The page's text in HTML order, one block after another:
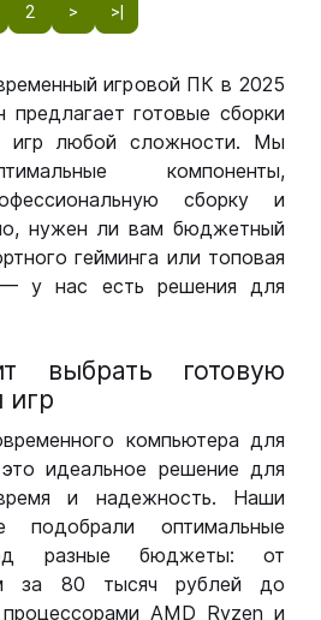
2 > >|
игровой ПК в 2025
готовые сборки
игр любой сложности. Мы
компоненты,
сборку и
нужен ли вам бюджетный
гейминга или топовая
у нас есть решения для
выбрать готовую
игр
компьютера для
идеальное решение для
и надежность. Наши
подобрали оптимальные
разные бюджеты: от
за 80 тысяч рублей до
AMD Ryzen и